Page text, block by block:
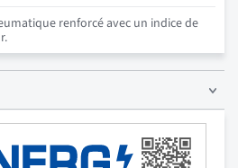
renforcé avec un indice de